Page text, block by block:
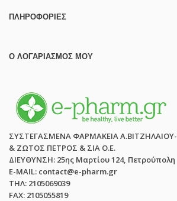
ΠΛΗΡΟΦΟΡΊΕΣ
Ο ΛΟΓΑΡΙΑΣΜΌΣ ΜΟΥ
ΣΥΣΤΕΓΑΣΜΕΝΑ ΦΑΡΜΑΚΕΙΑ
& ΖΩΤΟΣ ΠΕΤΡΟΣ & ΣΙΑ Ο.Ε.
ΔΙΕΥΘΥΝΣΗ: 25ης Μαρτίου 124, Πετρούπολη
E-MAIL: contact@e-pharm.gr
ΤΗΛ: 2105069039
FAX: 2105055819